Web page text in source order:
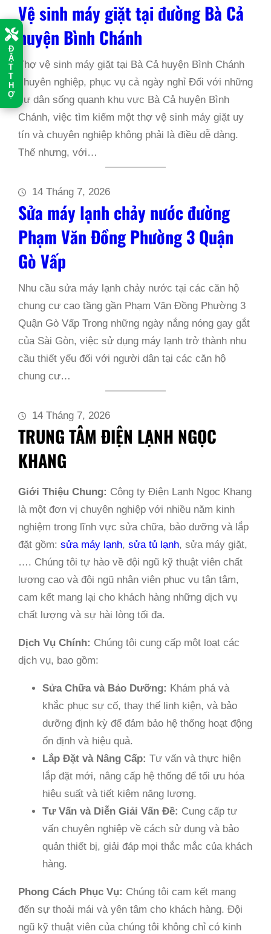
Đ
Ặ
T
T
H
Ợ
Vệ sinh máy giặt tại đường Bà Cả
huyện Bình Chánh
Thợ vệ sinh máy giặt tại Bà Cả huyện Bình Chánh
chuyên nghiệp, phục vụ cả ngày nghỉ Đối với những
cư dân sống quanh khu vực Bà Cả huyện Bình
Chánh, việc tìm kiếm một thợ vệ sinh máy giặt uy
tín và chuyên nghiệp không phải là điều dễ dàng.
Thế nhưng, với…
14 Tháng 7, 2026
Sửa máy lạnh chảy nước đường
Phạm Văn Đồng Phường 3 Quận
Gò Vấp
Nhu cầu sửa máy lạnh chảy nước tại các căn hộ
chung cư cao tầng gần Phạm Văn Đồng Phường 3
Quận Gò Vấp Trong những ngày nắng nóng gay gắt
của Sài Gòn, việc sử dụng máy lạnh trở thành nhu
cầu thiết yếu đối với người dân tại các căn hộ
chung cư…
14 Tháng 7, 2026
TRUNG TÂM ĐIỆN LẠNH NGỌC
KHANG
Giới Thiệu Chung: Công ty Điện Lạnh Ngọc Khang
là một đơn vị chuyên nghiệp với nhiều năm kinh
nghiệm trong lĩnh vực sửa chữa, bảo dưỡng và lắp
đặt gồm: sửa máy lạnh, sửa tủ lạnh, sửa máy giặt,
…. Chúng tôi tự hào về đội ngũ kỹ thuật viên chất
lượng cao và đội ngũ nhân viên phục vụ tận tâm,
cam kết mang lại cho khách hàng những dịch vụ
chất lượng và sự hài lòng tối đa.
Dịch Vụ Chính: Chúng tôi cung cấp một loạt các
dịch vụ, bao gồm:
Sửa Chữa và Bảo Dưỡng: Khám phá và
khắc phục sự cố, thay thế linh kiện, và bảo
dưỡng định kỳ để đảm bảo hệ thống hoạt động
ổn định và hiệu quả.
Lắp Đặt và Nâng Cấp: Tư vấn và thực hiện
lắp đặt mới, nâng cấp hệ thống để tối ưu hóa
hiệu suất và tiết kiệm năng lượng.
Tư Vấn và Diễn Giải Vấn Đề: Cung cấp tư
vấn chuyên nghiệp về cách sử dụng và bảo
quản thiết bị, giải đáp mọi thắc mắc của khách
hàng.
Phong Cách Phục Vụ: Chúng tôi cam kết mang
đến sự thoải mái và yên tâm cho khách hàng. Đội
ngũ kỹ thuật viên của chúng tôi không chỉ có kinh